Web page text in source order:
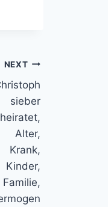
NEXT
sieber
Alter,
Krank,
Kinder,
Familie,